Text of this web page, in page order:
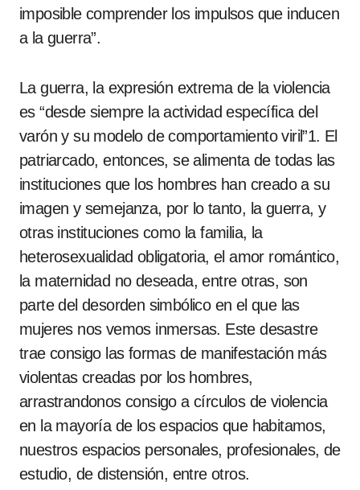
imposible comprender los impulsos que inducen
a la guerra”.
La guerra, la expresión extrema de la violencia
es “desde siempre la actividad específica del
varón y su modelo de comportamiento viril”1. El
patriarcado, entonces, se alimenta de todas las
instituciones que los hombres han creado a su
imagen y semejanza, por lo tanto, la guerra, y
otras instituciones como la familia, la
heterosexualidad obligatoria, el amor romántico,
la maternidad no deseada, entre otras, son
parte del desorden simbólico en el que las
mujeres nos vemos inmersas. Este desastre
trae consigo las formas de manifestación más
violentas creadas por los hombres,
arrastrandonos consigo a círculos de violencia
en la mayoría de los espacios que habitamos,
nuestros espacios personales, profesionales, de
estudio, de distensión, entre otros.